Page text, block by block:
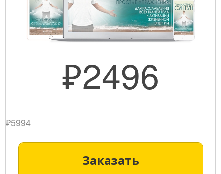
₽2496
₽5994
Заказать